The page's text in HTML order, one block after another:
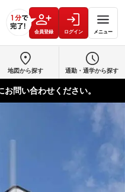
会員登録 ログイン メニュー
地図から探す 通勤・通学から探す
問い合わせください。